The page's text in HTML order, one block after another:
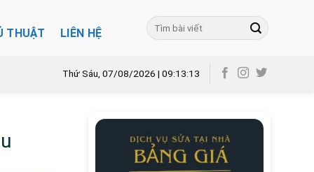
THUẬT LIÊN HỆ
Thứ Sáu, 07/08/2026 | 09:13:15